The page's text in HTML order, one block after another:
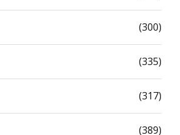
(300)
(335)
(317)
(389)